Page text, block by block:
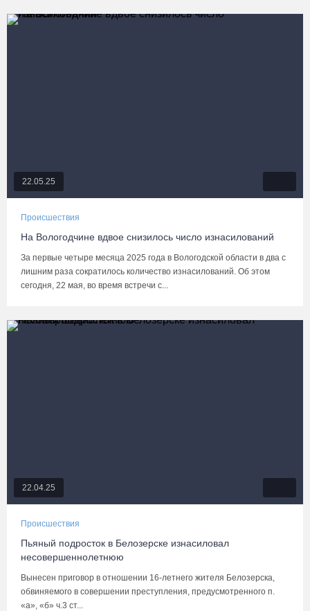
22.05.25
Происшествия
На Вологодчине вдвое снизилось число изнасилований
За первые четыре месяца 2025 года в Вологодской области в два с
лишним раза сократилось количество изнасилований. Об этом
сегодня, 22 мая, во время встречи с...
22.04.25
Происшествия
Пьяный подросток в Белозерске изнасиловал
несовершеннолетнюю
Вынесен приговор в отношении 16-летнего жителя Белозерска,
обвиняемого в совершении преступления, предусмотренного п.
«а», «б» ч.3 ст...